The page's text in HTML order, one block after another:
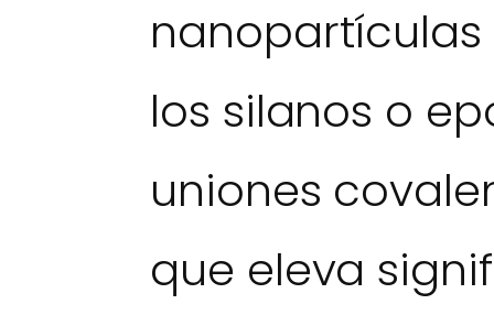
los silanos o
uniones
que eleva